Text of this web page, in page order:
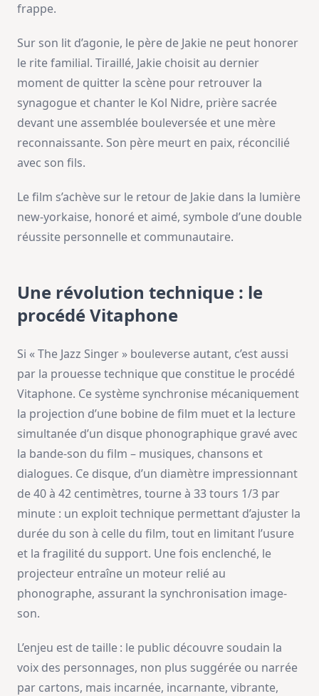
frappe.
Sur son lit d’agonie, le père de Jakie ne peut honorer
le rite familial. Tiraillé, Jakie choisit au dernier
moment de quitter la scène pour retrouver la
synagogue et chanter le Kol Nidre, prière sacrée
devant une assemblée bouleversée et une mère
reconnaissante. Son père meurt en paix, réconcilié
avec son fils.
Le film s’achève sur le retour de Jakie dans la lumière
new-yorkaise, honoré et aimé, symbole d’une double
réussite personnelle et communautaire.
Une révolution technique : le
procédé Vitaphone
Si « The Jazz Singer » bouleverse autant, c’est aussi
par la prouesse technique que constitue le procédé
Vitaphone. Ce système synchronise mécaniquement
la projection d’une bobine de film muet et la lecture
simultanée d’un disque phonographique gravé avec
la bande-son du film – musiques, chansons et
dialogues. Ce disque, d’un diamètre impressionnant
de 40 à 42 centimètres, tourne à 33 tours 1/3 par
minute : un exploit technique permettant d’ajuster la
durée du son à celle du film, tout en limitant l’usure
et la fragilité du support. Une fois enclenché, le
projecteur entraîne un moteur relié au
phonographe, assurant la synchronisation image-
son.
L’enjeu est de taille : le public découvre soudain la
voix des personnages, non plus suggérée ou narrée
par cartons, mais incarnée, incarnante, vibrante,